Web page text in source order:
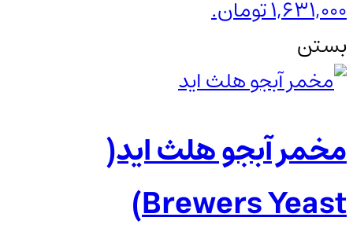
1,631,000 تومان.
بستن
مخمر آبجو هلث اید(
Brewers Yeast)